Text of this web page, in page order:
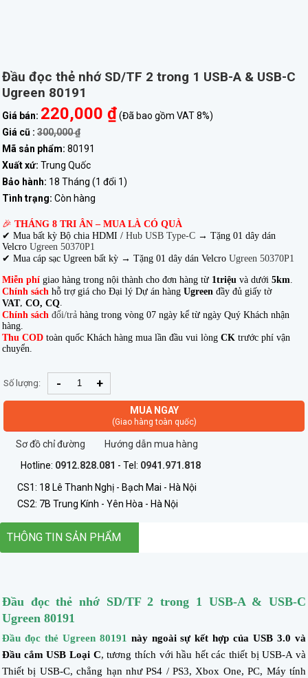
Đầu đọc thẻ nhớ SD/TF 2 trong 1 USB-A & USB-C
Ugreen 80191
Giá bán: 220,000 ₫(Đã bao gồm VAT 8%)
Giá cũ : 300,000 ₫
Mã sản phẩm: 80191
Xuất xứ: Trung Quốc
Bảo hành: 18 Tháng (1 đổi 1)
Tình trạng: Còn hàng
🎉 THÁNG 8 TRI ÂN – MUA LÀ CÓ QUÀ
✔ Mua bất kỳ Bộ chia HDMI / Hub USB Type-C → Tặng 01 dây dán
Velcro Ugreen 50370P1
✔ Mua cáp sạc Ugreen bất kỳ → Tặng 01 dây dán Velcro Ugreen 50370P1
Miễn phí giao hàng trong nội thành cho đơn hàng từ 1triệu và dưới 5km.
Chính sách hỗ trợ giá cho Đại lý Dự án hàng Ugreen đầy đủ giấy tờ
VAT, CO, CQ.
Chính sách đổi/trả hàng trong vòng 07 ngày kể từ ngày Quý Khách nhận
hàng.
Thu COD toàn quốc Khách hàng mua lần đầu vui lòng CK trước phí vận
chuyển.
Số lượng: - +
MUA NGAY
(Giao hàng toàn quốc)
Sơ đồ chỉ đường
Hướng dẫn mua hàng
Hotline: 0912.828.081 - Tel: 0941.971.818
CS1: 18 Lê Thanh Nghị - Bạch Mai - Hà Nội
CS2: 7B Trung Kính - Yên Hòa - Hà Nội
THÔNG TIN SẢN PHẨM
Đầu đọc thẻ nhớ SD/TF 2 trong 1 USB-A & USB-C
Ugreen 80191
Đầu đọc thẻ Ugreen 80191 này ngoài sự kết hợp của USB 3.0 và
Đầu cắm USB Loại C, tương thích với hầu hết các thiết bị USB-A và
Thiết bị USB-C, chẳng hạn như PS4 / PS3, Xbox One, PC, Máy tính